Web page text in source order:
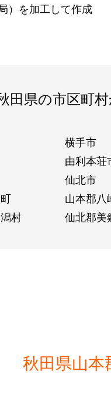
）を加工して作成
田県の市区町
横手市
由利本荘
仙北市
山本郡八
村 仙北郡美
秋田県山本